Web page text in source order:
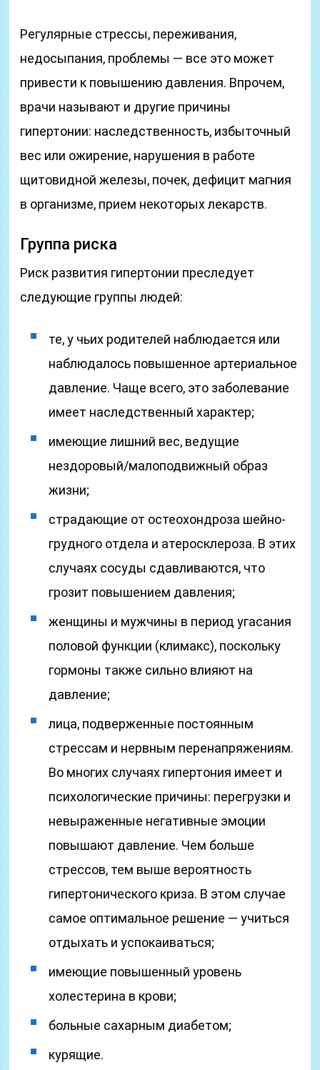
Регулярные стрессы, переживания,
недосыпания, проблемы — все это может
привести к повышению давления. Впрочем,
врачи называют и другие причины
гипертонии: наследственность, избыточный
вес или ожирение, нарушения в работе
щитовидной железы, почек, дефицит магния
в организме, прием некоторых лекарств.
Группа риска
Риск развития гипертонии преследует
следующие группы людей:
те, у чьих родителей наблюдается или
наблюдалось повышенное артериальное
давление. Чаще всего, это заболевание
имеет наследственный характер;
имеющие лишний вес, ведущие
нездоровый/малоподвижный образ
жизни;
страдающие от остеохондроза шейно-
грудного отдела и атеросклероза. В этих
случаях сосуды сдавливаются, что
грозит повышением давления;
женщины и мужчины в период угасания
половой функции (климакс), поскольку
гормоны также сильно влияют на
давление;
лица, подверженные постоянным
стрессам и нервным перенапряжениям.
Во многих случаях гипертония имеет и
психологические причины: перегрузки и
невыраженные негативные эмоции
повышают давление. Чем больше
стрессов, тем выше вероятность
гипертонического криза. В этом случае
самое оптимальное решение — учиться
отдыхать и успокаиваться;
имеющие повышенный уровень
холестерина в крови;
больные сахарным диабетом;
курящие.